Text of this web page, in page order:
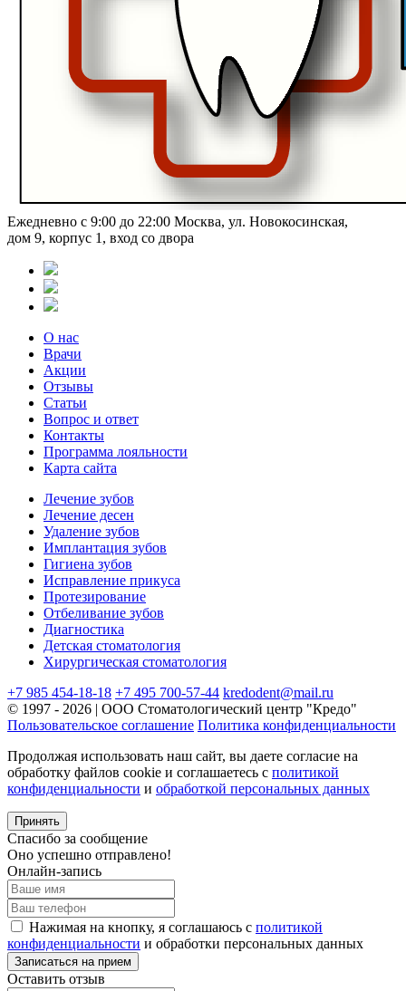
Ежедневно с 9:00 до 22:00 Москва, ул. Новокосинская,
дом 9, корпус 1, вход со двора
О нас
Врачи
Акции
Отзывы
Статьи
Вопрос и ответ
Контакты
Программа лояльности
Карта сайта
Лечение зубов
Лечение десен
Удаление зубов
Имплантация зубов
Гигиена зубов
Исправление прикуса
Протезирование
Отбеливание зубов
Диагностика
Детская стоматология
Хирургическая стоматология
+7 985 454-18-18 +7 495 700-57-44 kredodent@mail.ru
© 1997 - 2026 | ООО Стоматологический центр "Кредо"
Пользовательское соглашение Политика конфиденциальности
Продолжая использовать наш сайт, вы даете согласие на
обработку файлов cookie и соглашаетесь с политикой
конфиденциальности и обработкой персональных данных
Принять
Спасибо за сообщение
Оно успешно отправлено!
Онлайн-запись
Нажимая на кнопку, я соглашаюсь с политикой
конфиденциальности и обработки персональных данных
Оставить отзыв